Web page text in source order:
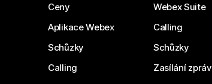
Ceny
Aplikace Webex
Schůzky
Calling
Webex Suite
Calling
Schůzky
Zasílání zpráv